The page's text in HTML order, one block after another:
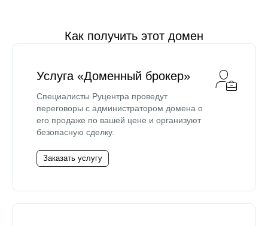
Как получить этот домен
Услуга «Доменный брокер»
Специалисты Руцентра проведут
переговоры с администратором домена о
его продаже по вашей цене и организуют
безопасную сделку.
Заказать услугу